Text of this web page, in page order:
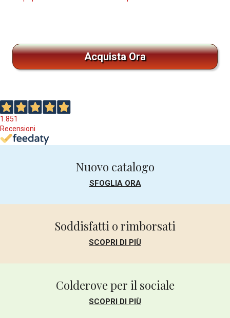
Acquista Ora
1.851
Recensioni
Nuovo catalogo
SFOGLIA ORA
Soddisfatti o rimborsati
SCOPRI DI PIÙ
Colderove per il sociale
SCOPRI DI PIÙ